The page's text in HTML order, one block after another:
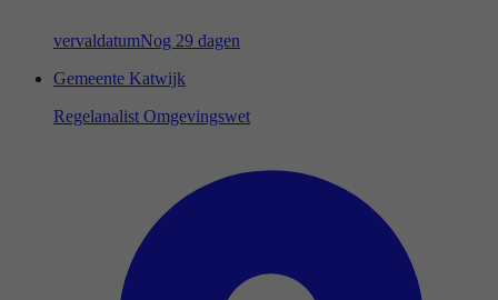
vervaldatumNog 29 dagen
Gemeente Katwijk
Regelanalist Omgevingswet